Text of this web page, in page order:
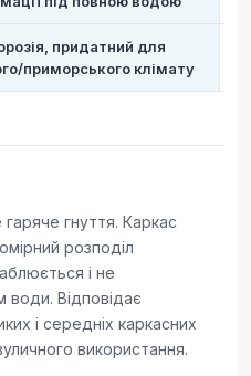
придатний для
приморського клімату
гнуття. Каркас
розподіл
і не
води. Відповідає
і середніх каркасних
використання.